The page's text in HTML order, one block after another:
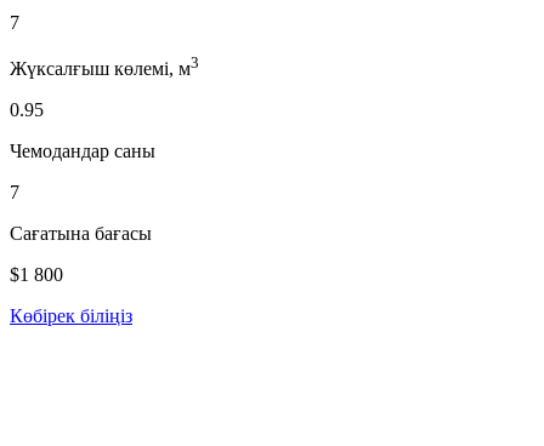
7
Жүксалғыш көлемі, м3
0.95
Чемодандар саны
7
Сағатына бағасы
$1 800
Көбірек біліңіз